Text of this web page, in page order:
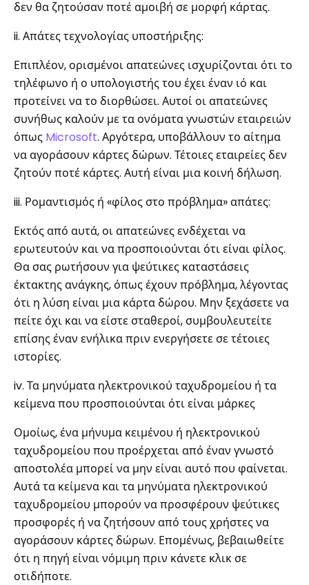
δεν θα ζητούσαν ποτέ αμοιβή σε μορφή κάρτας.
ii. Απάτες τεχνολογίας υποστήριξης:
Επιπλέον, ορισμένοι απατεώνες ισχυρίζονται ότι το
τηλέφωνο ή ο υπολογιστής του έχει έναν ιό και
προτείνει να το διορθώσει. Αυτοί οι απατεώνες
συνήθως καλούν με τα ονόματα γνωστών εταιρειών
όπως Microsoft. Αργότερα, υποβάλλουν το αίτημα
να αγοράσουν κάρτες δώρων. Τέτοιες εταιρείες δεν
ζητούν ποτέ κάρτες. Αυτή είναι μια κοινή δήλωση.
iii. Ρομαντισμός ή «φίλος στο πρόβλημα» απάτες:
Εκτός από αυτά, οι απατεώνες ενδέχεται να
ερωτευτούν και να προσποιούνται ότι είναι φίλος.
Θα σας ρωτήσουν για ψεύτικες καταστάσεις
έκτακτης ανάγκης, όπως έχουν πρόβλημα, λέγοντας
ότι η λύση είναι μια κάρτα δώρου. Μην ξεχάσετε να
πείτε όχι και να είστε σταθεροί, συμβουλευτείτε
επίσης έναν ενήλικα πριν ενεργήσετε σε τέτοιες
ιστορίες.
iv. Τα μηνύματα ηλεκτρονικού ταχυδρομείου ή τα
κείμενα που προσποιούνται ότι είναι μάρκες
Ομοίως, ένα μήνυμα κειμένου ή ηλεκτρονικού
ταχυδρομείου που προέρχεται από έναν γνωστό
αποστολέα μπορεί να μην είναι αυτό που φαίνεται.
Αυτά τα κείμενα και τα μηνύματα ηλεκτρονικού
ταχυδρομείου μπορούν να προσφέρουν ψεύτικες
προσφορές ή να ζητήσουν από τους χρήστες να
αγοράσουν κάρτες δώρων. Επομένως, βεβαιωθείτε
ότι η πηγή είναι νόμιμη πριν κάνετε κλικ σε
οτιδήποτε.